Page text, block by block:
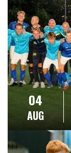
04
AUG